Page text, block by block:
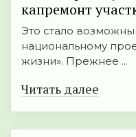
капремонт
Это стало
национальному
жизни». Прежнее ...
Читать далее